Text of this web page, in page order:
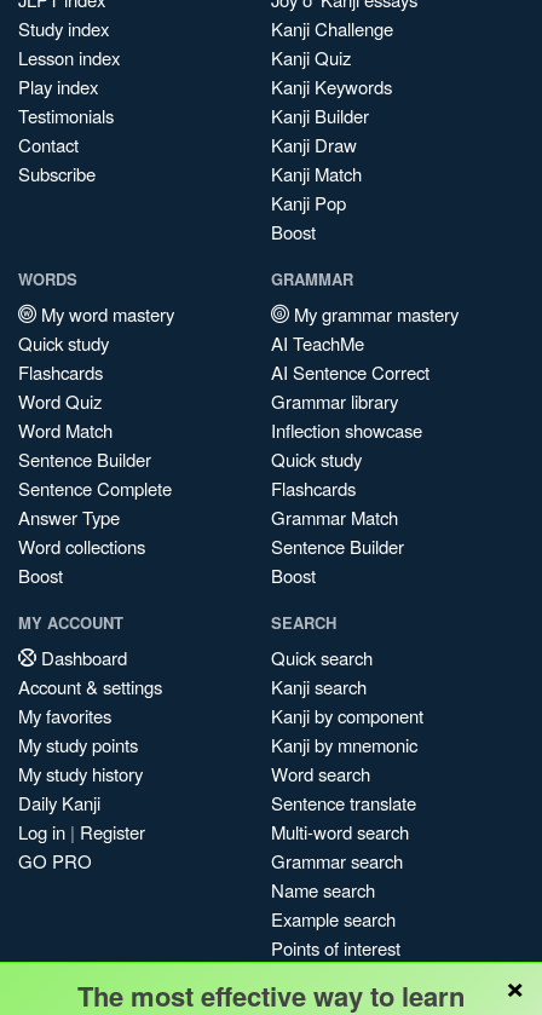
Study index
Lesson index
Play index
Testimonials
Contact
Subscribe
Kanji Challenge
Kanji Quiz
Kanji Keywords
Kanji Builder
Kanji Draw
Kanji Match
Kanji Pop
Boost
WORDS
My word mastery
Quick study
Flashcards
Word Quiz
Word Match
Sentence Builder
Sentence Complete
Answer Type
Word collections
Boost
GRAMMAR
My grammar mastery
AI TeachMe
AI Sentence Correct
Grammar library
Inflection showcase
Quick study
Flashcards
Grammar Match
Sentence Builder
Boost
MY ACCOUNT
Dashboard
Account & settings
My favorites
My study points
My study history
Daily Kanji
Log in | Register
GO PRO
SEARCH
Quick search
Kanji search
Kanji by component
Kanji by mnemonic
Word search
Sentence translate
Multi-word search
Grammar search
Name search
Example search
Points of interest
My search history
×
The most effective way to learn